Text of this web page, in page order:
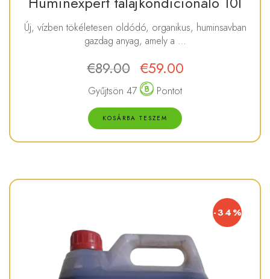
Új, vízben tökéletesen oldódó, organikus, huminsavban
gazdag anyag, amely a …
€89.00 €59.00
Gyűjtsön 47 Pontot
KOSÁRBA TESZEM
-34%